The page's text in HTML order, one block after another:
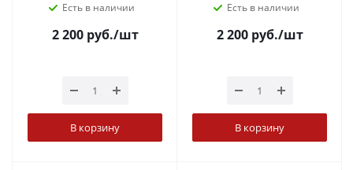
Есть в наличии
2 200руб./шт
В корзину
Есть в наличии
2 200руб./шт
В корзину